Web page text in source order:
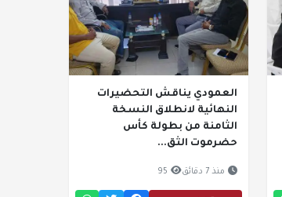
العمودي يناقش التحضيرات
النهائية لانطلاق النسخة
الثامنة من بطولة كأس
حضرموت الثق...
منذ 7 دقائق 95